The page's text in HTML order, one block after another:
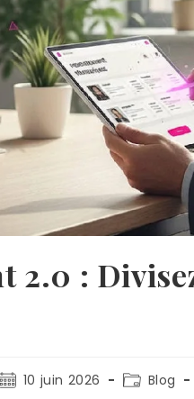
2.0 :
10 juin 2026 Blog